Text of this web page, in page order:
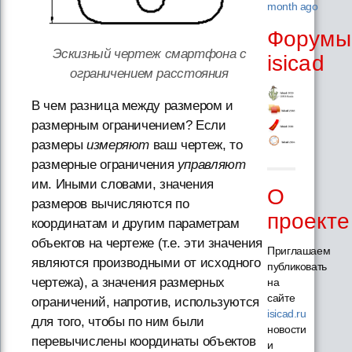
Эскизный чертеж смартфона с
ограничением расстояния
В чем разница между размером и
размерным ограничением? Если
размерыизмеряют ваш чертеж, то
размерные ограничения управляют
им. Иными словами, значения
размеров вычисляются по
координатам и другим параметрам
объектов на чертеже (т.е. эти значения
являются производными от исходного
чертежа), а значения размерных
ограничений, напротив, используются
для того, чтобы по ним были
перевычислены координаты объектов
month ago
Форумы
isicad
О
проекте
Приглашаем
публиковать
на
сайте
isicad.ru
новости
и